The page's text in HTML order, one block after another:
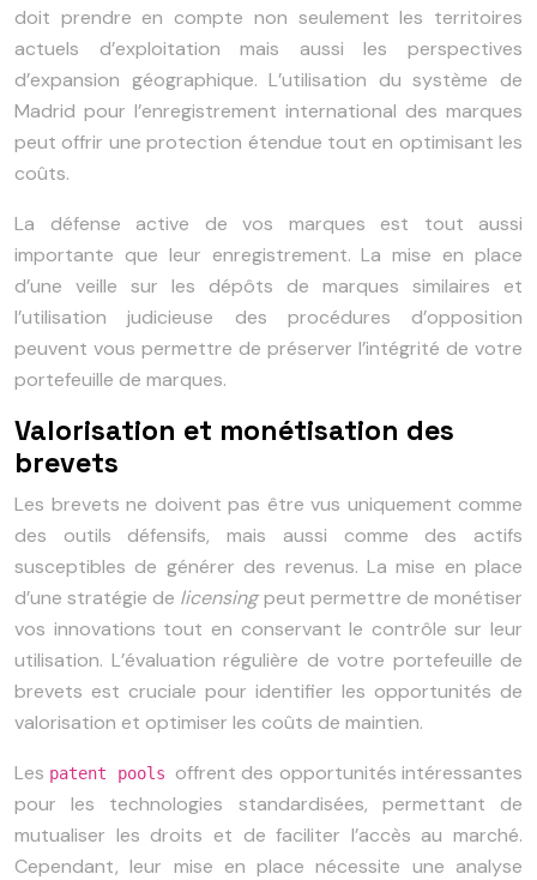
doit prendre en compte non seulement les territoires
actuels d’exploitation mais aussi les perspectives
d’expansion géographique. L’utilisation du système de
Madrid pour l’enregistrement international des marques
peut offrir une protection étendue tout en optimisant les
coûts.
La défense active de vos marques est tout aussi
importante que leur enregistrement. La mise en place
d’une veille sur les dépôts de marques similaires et
l’utilisation judicieuse des procédures d’opposition
peuvent vous permettre de préserver l’intégrité de votre
portefeuille de marques.
Valorisation et monétisation des
brevets
Les brevets ne doivent pas être vus uniquement comme
des outils défensifs, mais aussi comme des actifs
susceptibles de générer des revenus. La mise en place
d’une stratégie de licensingpeut permettre de monétiser
vos innovations tout en conservant le contrôle sur leur
utilisation. L’évaluation régulière de votre portefeuille de
brevets est cruciale pour identifier les opportunités de
valorisation et optimiser les coûts de maintien.
Les patent pools offrent des opportunités intéressantes
pour les technologies standardisées, permettant de
mutualiser les droits et de faciliter l’accès au marché.
Cependant, leur mise en place nécessite une analyse